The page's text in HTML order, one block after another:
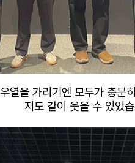
우열을 가리기엔 모두가 충분
저도 같이 웃을 수 있었